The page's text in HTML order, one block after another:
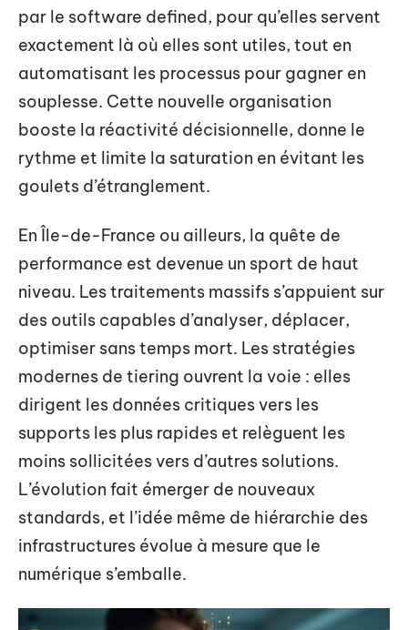
par le software defined, pour qu’elles servent
exactement là où elles sont utiles, tout en
automatisant les processus pour gagner en
souplesse. Cette nouvelle organisation
booste la réactivité décisionnelle, donne le
rythme et limite la saturation en évitant les
goulets d’étranglement.
En Île-de-France ou ailleurs, la quête de
performance est devenue un sport de haut
niveau. Les traitements massifs s’appuient sur
des outils capables d’analyser, déplacer,
optimiser sans temps mort. Les stratégies
modernes de tiering ouvrent la voie : elles
dirigent les données critiques vers les
supports les plus rapides et relèguent les
moins sollicitées vers d’autres solutions.
L’évolution fait émerger de nouveaux
standards, et l’idée même de hiérarchie des
infrastructures évolue à mesure que le
numérique s’emballe.